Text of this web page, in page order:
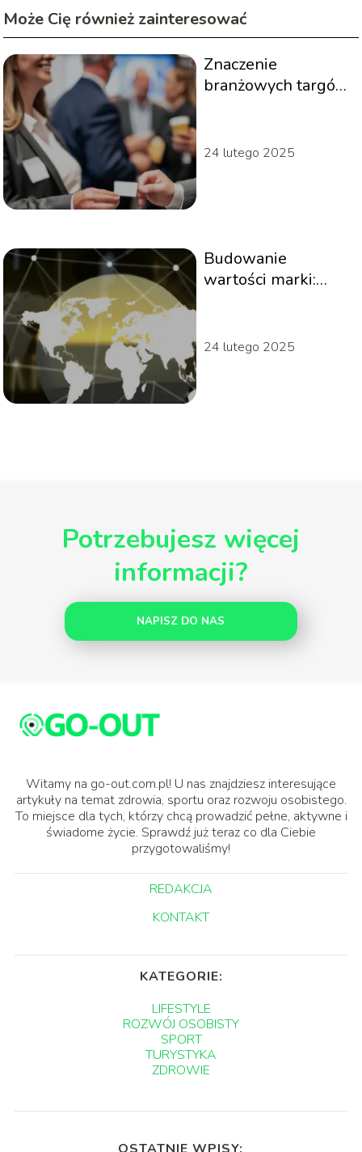
Może Cię również zainteresować
Znaczenie
branżowych targów
24 lutego 2025
Budowanie
wartości marki:
24 lutego 2025
Potrzebujesz więcej
informacji?
NAPISZ DO NAS
Witamy na go-out.com.pl! U nas znajdziesz interesujące
artykuły na temat zdrowia, sportu oraz rozwoju osobistego.
To miejsce dla tych, którzy chcą prowadzić pełne, aktywne i
świadome życie. Sprawdź już teraz co dla Ciebie
przygotowaliśmy!
REDAKCJA
KONTAKT
KATEGORIE:
LIFESTYLE
ROZWÓJ OSOBISTY
SPORT
TURYSTYKA
ZDROWIE